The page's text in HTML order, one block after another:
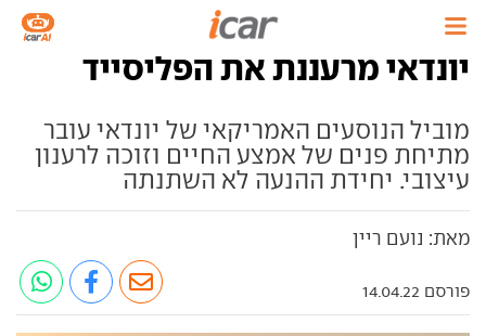
יונדאי מרעננת את הפליסייד
מוביל הנוסעים האמריקאי של יונדאי עובר
מתיחת פנים של אמצע החיים וזוכה לרענון
עיצובי. יחידת ההנעה לא השתנתה
מאת: נועם ריין
פורסם 14.04.22